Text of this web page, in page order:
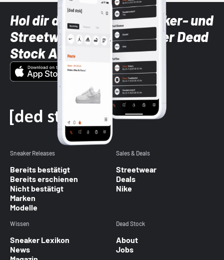
Hol dir die neuesten Sneaker- und
Streetwear-Brands mit der Dead
Stock App
Sneaker Releases
Bereits bestätigt
Bereits erschienen
Nicht bestätigt
Marken
Modelle
Sales & Deals
Streetwear
Deals
Nike
Wissen
Sneaker Lexikon
News
Dead Stock
About
Jobs